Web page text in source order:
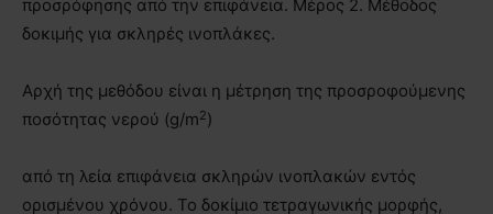
προσρόφησης από την επιφάνεια. Μέρος 2. Μέθοδος
δοκιμής για σκληρές ινοπλάκες.
Αρχή της μεθόδου είναι η μέτρηση της προσροφούμενης
ποσότητας νερού (g/m2)
από τη λεία επιφάνεια σκληρών ινοπλακών εντός
ορισμένου χρόνου. Το δοκίμιο τετραγωνικής μορφής,